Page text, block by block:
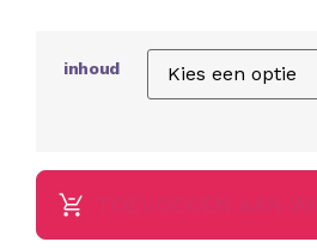
Eén capsule Visolie van New
De toegevoegde vitamine E
gebruikt.
Gebruiksadvies
inhoud